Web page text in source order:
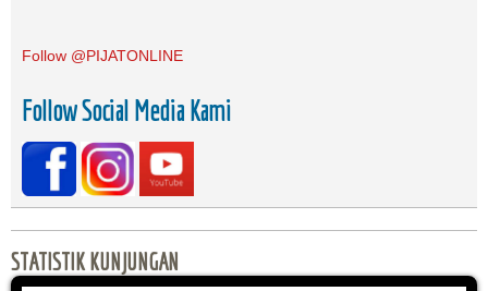
Follow @PIJATONLINE
Follow Social Media Kami
STATISTIK KUNJUNGAN